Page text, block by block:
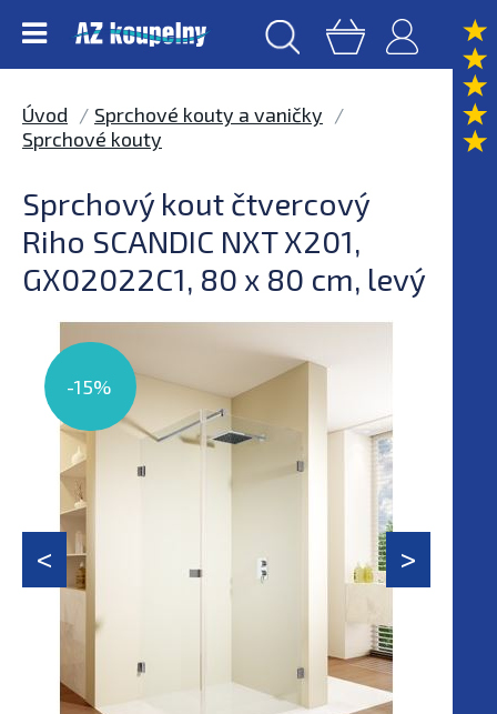
Úvod
Sprchové kouty a vaničky
Sprchové kouty
Sprchový kout čtvercový
Riho SCANDIC NXT X201,
GX02022C1, 80 x 80 cm, levý
-15%